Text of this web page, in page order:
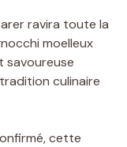
ravira toute la
moelleux
savoureuse
culinaire
cette